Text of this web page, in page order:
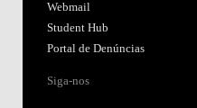
Webmail
Student Hub
Portal de Denúncias
Siga-nos